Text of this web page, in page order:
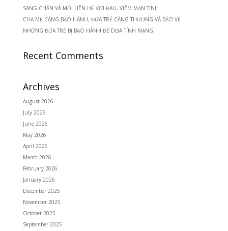
SANG CHẤN VÀ MỐI LIÊN HỆ VỚI ĐAU, VIÊM MẠN TÍNH
CHA MẸ CÀNG BẠO HÀNH, ĐỨA TRẺ CÀNG THƯƠNG VÀ BẢO VỆ
NHỮNG ĐỨA TRẺ BỊ BẠO HÀNH ĐE DỌA TÍNH MẠNG
Recent Comments
Archives
August 2026
July 2026
June 2026
May 2026
April 2026
March 2026
February 2026
January 2026
December 2025
November 2025
October 2025
September 2025